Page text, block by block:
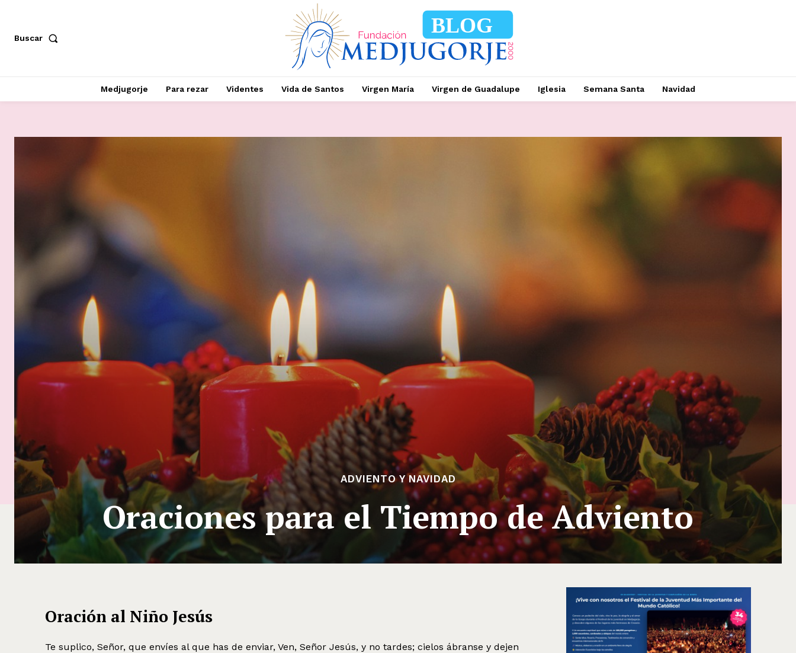
Buscar
BLOG
Medjugorje Para rezar Videntes Vida de Santos Virgen María Virgen de Guadalupe Iglesia Semana Santa Navidad
ADVIENTO Y NAVIDAD
Oraciones para el Tiempo de Adviento
Oración al Niño Jesús
Te suplico, Señor, que envíes al que has de enviar, Ven, Señor Jesús, y no tardes; cielos ábranse y dejen